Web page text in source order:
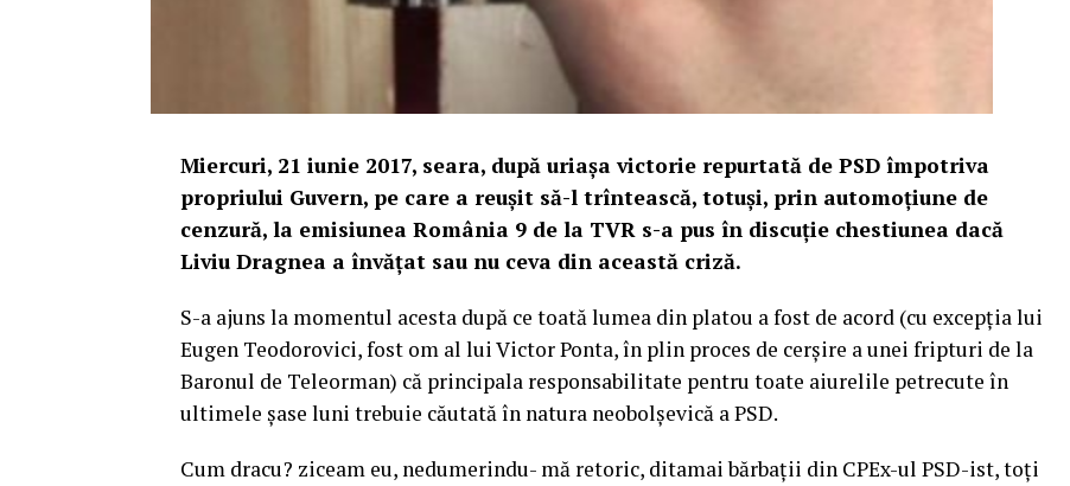
Miercuri, 21 iunie 2017, seara, după uriașa victorie repurtată de PSD împotriva
propriului Guvern, pe care a reușit să-l trîntească, totuși, prin automoțiune de
cenzură, la emisiunea România 9 de la TVR s-a pus în discuție chestiunea dacă
Liviu Dragnea a învățat sau nu ceva din această criză.
S-a ajuns la momentul acesta după ce toată lumea din platou a fost de acord (cu excepția lui
Eugen Teodorovici, fost om al lui Victor Ponta, în plin proces de cerșire a unei fripturi de la
Baronul de Teleorman) că principala responsabilitate pentru toate aiurelile petrecute în
ultimele șase luni trebuie căutată în natura neobolșevică a PSD.
Cum dracu? ziceam eu, nedumerindu- mă retoric, ditamai bărbații din CPEx-ul PSD-ist, toți